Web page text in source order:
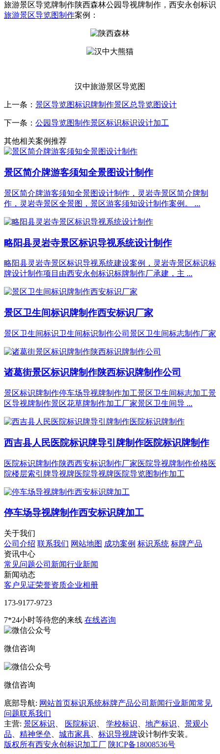
旅游景区导览牌制作陕西森林公园导视牌制作，西安永创标识
旅游景区导览图制作案例：
汉中旅游景区导览图
上一条： 景区导览图标识牌制作景区总导览图设计
下一条： 公园导览图制作景区标识标识设计加工
其他相关案例推荐
景区简介牌游客须知全景图设计制作
景区简介牌游客须知全景图设计制作，灵岩寺景区简介牌制
作，灵岩寺景区全景图，景区游客须知设计制作案例。 ...
略阳县灵岩寺景区标识导视系统设计制作
略阳县灵岩寺景区标识导视系统建设案例，灵岩寺景区标识标
牌设计制作项目由西安永创标识标牌制作厂承建，主 ...
景区卫生间标识牌制作西安标识厂家
景区卫生间标识卫生间标识制作公司景区卫生间标志制作厂家
诸葛街景区标识牌制作陕西标识牌制作公司
景区标识牌制作停车场导视牌制作加工景区卫生间标志加工景
区导视牌制作景区花草牌制作加工厂家景区卫生间导 ...
西吉县人民医院标识牌导引牌制作医院标识牌制作
医院标识牌制作陕西西安标识制作厂家医院导视牌制作价格医
院楼层索引牌导视牌医院导视牌医院导览图制作加工
停车场导视牌制作西安标识牌加工
关于我们
公司介绍 联系我们 网站地图 成功案例 标识系统 标牌产品
资讯中心
常见问题公司新闻行业新闻
新闻动态
客户见证荣誉资质企业相册
‭173-9177-9723
7*24小时等待您的来线 在线咨询
微信咨询
微信咨询
底部导航: 网站首页标识系统标牌产品公司新闻行业新闻常见
问题联系我们
主营: 景区标识 医院标识 学校标识 地产标识
景观小
品
精神堡垒 城市家具 标识导视牌设计制作安装。
版权所有西安永创标识加工厂 陕ICP备18008536号